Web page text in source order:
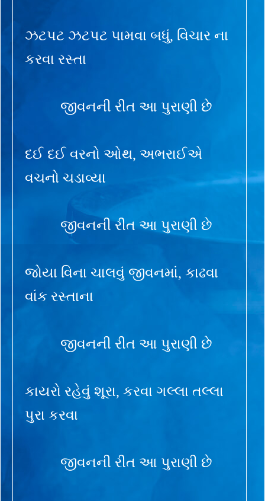
ઝટપટ ઝટપટ પામવા બધું, વિચાર ના
કરવા રસ્તા
જીવનની રીત આ પુરાણી છે
દઈ દઈ વરનો ઓથ, અભરાઈએ
વચનો ચડાવ્યા
જીવનની રીત આ પુરાણી છે
જોયા વિના ચાલવું જીવનમાં, કાઢવા
વાંક રસ્તાના
જીવનની રીત આ પુરાણી છે
કાયરો રહેવું શૂરા, કરવા ગલ્લા તલ્લા
પુરા કરવા
જીવનની રીત આ પુરાણી છે